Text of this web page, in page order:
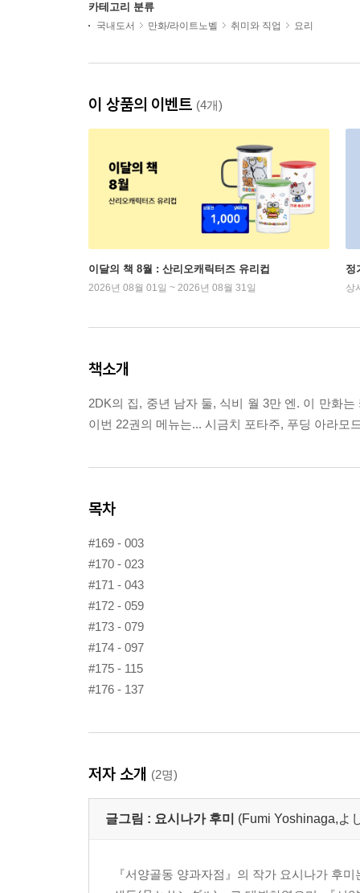
카테고리 분류
국내도서 만화/라이트노벨 취미와 직업 요리
이 상품의 이벤트 (4개)
이달의 책 8월 : 산리오캐릭터즈 유리컵
2026년 08월 01일 ~ 2026년 08월 31일
정
상
책소개
2DK의 집, 중년 남자 둘, 식비 월 3만 엔. 이 만화
이번 22권의 메뉴는... 시금치 포타주, 푸딩 아라모
목차
#169 - 003
#170 - 023
#171 - 043
#172 - 059
#173 - 079
#174 - 097
#175 - 115
#176 - 137
저자 소개 (2명)
글그림 : 요시나가 후미 (Fumi Yoshinaga,よ
『서양골동 양과자점』의 작가 요시나가 후